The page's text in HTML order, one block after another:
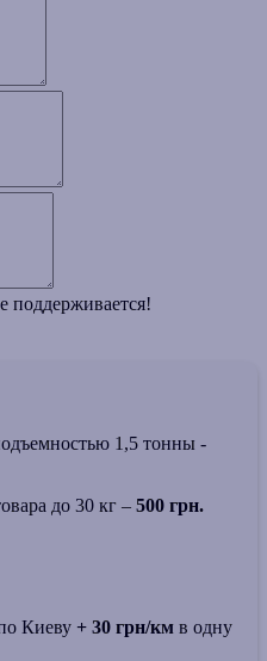
поддерживается!
1,5 тонны -
до 30 кг – 500 грн.
Киеву + 30 грн/км в одну